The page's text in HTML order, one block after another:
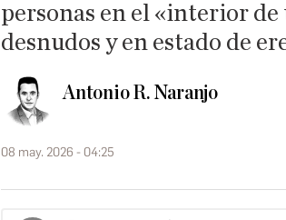
personas en el «interior de
desnudos y en estado de
Antonio R. Naranjo
08 may. 2026 - 04:25